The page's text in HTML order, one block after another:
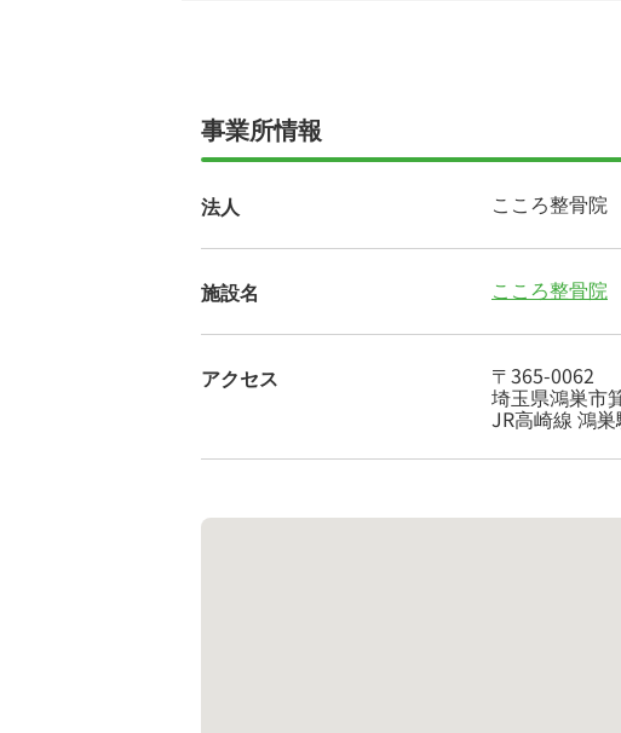
事業所情報
法人 こころ整骨院
施設名 こころ整骨院
アクセス 〒365-0062
埼玉県鴻巣市
JR高崎線 鴻